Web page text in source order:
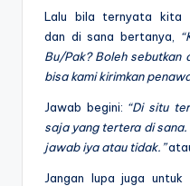
Lalu bila ternyata kita
dan di sana bertanya,
Bu/Pak? Boleh sebutkan
bisa kami kirimkan
Jawab begini: “Di situ
saja yang tertera di sana.
jawab iya atau tidak.”
Jangan lupa juga untuk